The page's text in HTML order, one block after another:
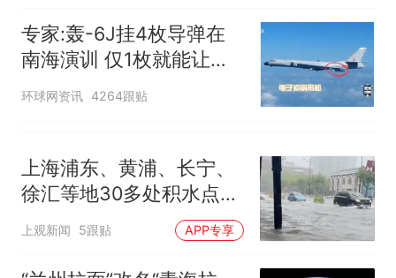
专家:轰-6J挂4枚导弹在
南海演训 仅1枚就能让航
母瘫痪
环球网资讯 4264跟贴
上海浦东、黄浦、长宁、
徐汇等地30多处积水点正
在抢排
上观新闻 5跟贴 APP专享